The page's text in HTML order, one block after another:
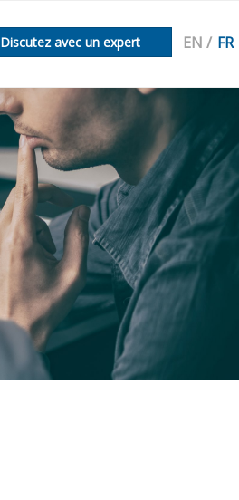
Discutez avec un expert EN FR